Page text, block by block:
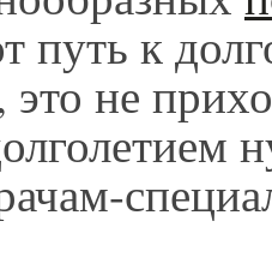
путь к
не